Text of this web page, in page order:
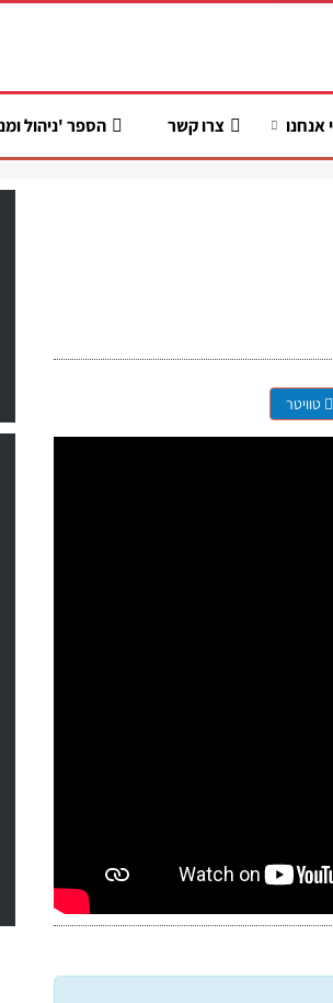
אנחנו צרו קשר הספר 'ניהול
טוויטר